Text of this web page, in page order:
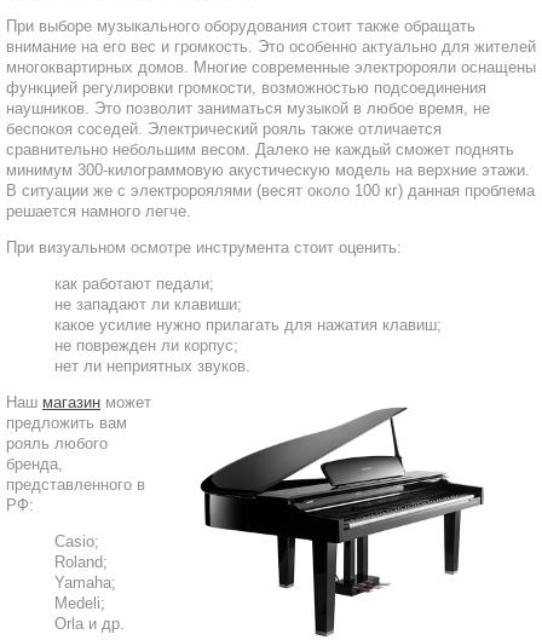
При выборе музыкального оборудования стоит также обращать
внимание на его вес и громкость. Это особенно актуально для жителей
многоквартирных домов. Многие современные электророяли оснащены
функцией регулировки громкости, возможностью подсоединения
наушников. Это позволит заниматься музыкой в любое время, не
беспокоя соседей. Электрический рояль также отличается
сравнительно небольшим весом. Далеко не каждый сможет поднять
минимум 300-килограммовую акустическую модель на верхние этажи.
В ситуации же с электророялями (весят около 100 кг) данная проблема
решается намного легче.
При визуальном осмотре инструмента стоит оценить:
как работают педали;
не западают ли клавиши;
какое усилие нужно прилагать для нажатия клавиш;
не поврежден ли корпус;
нет ли неприятных звуков.
Наш магазин может
предложить вам
рояль любого
бренда,
представленного в
РФ:
Casio;
Roland;
Yamaha;
Medeli;
Orla и др.